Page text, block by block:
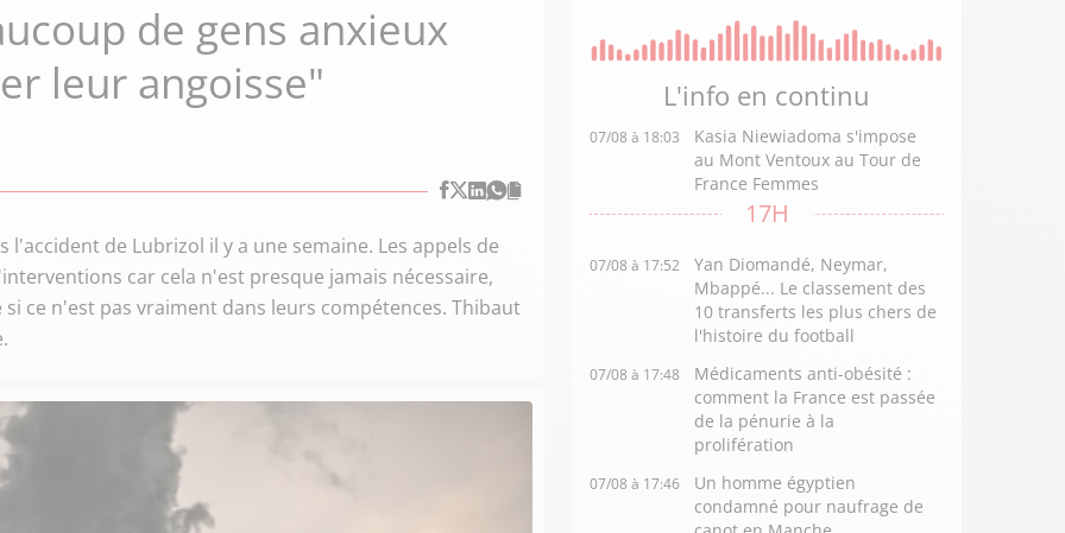
de gens anxieux
leur angoisse"
de Lubrizol il y a une semaine. Les appels de
car cela n'est presque jamais nécessaire,
ce n'est pas vraiment dans leurs compétences. Thibaut
L'info en continu
07/08 à 18:03
Kasia Niewiadoma s'impose
au Mont Ventoux au Tour de
France Femmes
17H
07/08 à 17:52
Yan Diomandé, Neymar,
Mbappé... Le classement des
10 transferts les plus chers de
l'histoire du football
07/08 à 17:48
Médicaments anti-obésité :
comment la France est passée
de la pénurie à la
prolifération
07/08 à 17:46
Un homme égyptien
condamné pour naufrage de